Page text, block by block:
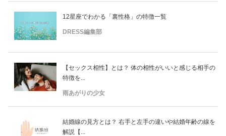
12星座でわかる「裏性格」の特徴一覧
DRESS編集部
【セックス相性】とは？ 体の相性がいいと感じる相手の
特徴を...
雨あがりの少女
結婚線の見方とは？ 右手と左手の違いや結婚年齢の線を
解説【...